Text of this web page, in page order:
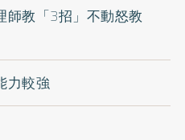
師教「3招」不動怒教
力較強